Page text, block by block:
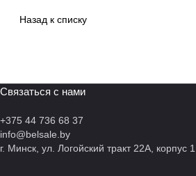
Назад к списку
Связаться с нами
+375 44 736 68 37
info@belsale.by
г. Минск, ул. Логойский тракт 22А, корпус 1